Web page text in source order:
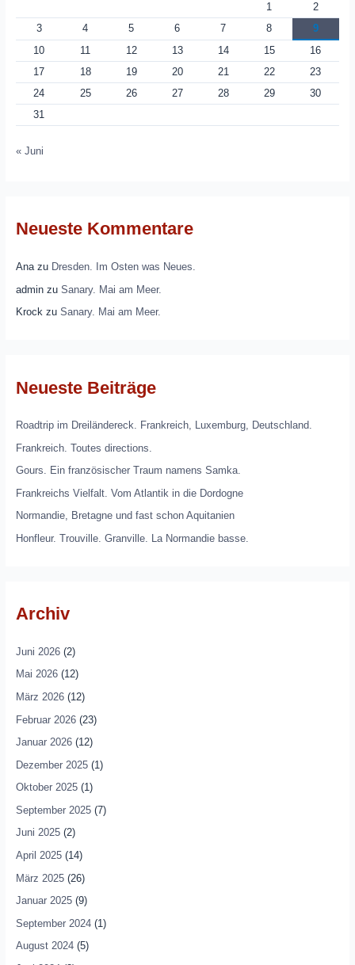
1
2
3
4 5 6 7 8
9
10
11 12 13 14 15
16
17
18 19 20 21 22
23
24
25 26 27 28 29
30
31
« Juni
Neueste Kommentare
Anazu Dresden. Im Osten was Neues.
adminzu Sanary. Mai am Meer.
Krockzu Sanary. Mai am Meer.
Neueste Beiträge
Roadtrip im Dreiländereck. Frankreich, Luxemburg, Deutschland.
Frankreich. Toutes directions.
Gours. Ein französischer Traum namens Samka.
Frankreichs Vielfalt. Vom Atlantik in die Dordogne
Normandie, Bretagne und fast schon Aquitanien
Honfleur. Trouville. Granville. La Normandie basse.
Archiv
Juni 2026(2)
Mai 2026(12)
März 2026(12)
Februar 2026(23)
Januar 2026(12)
Dezember 2025(1)
Oktober 2025(1)
September 2025(7)
Juni 2025(2)
April 2025(14)
März 2025(26)
Januar 2025(9)
September 2024(1)
August 2024(5)